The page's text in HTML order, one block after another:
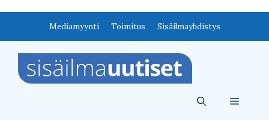
Mediamyynti Toimitus Sisäilmayhdistys
Valikko